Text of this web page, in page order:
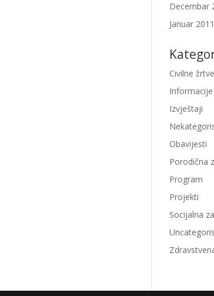
Decembar
Januar 2011
Civilne
Informacije
Izvještaji
Obavijesti
Porodična
Program
Projekti
Socijalna